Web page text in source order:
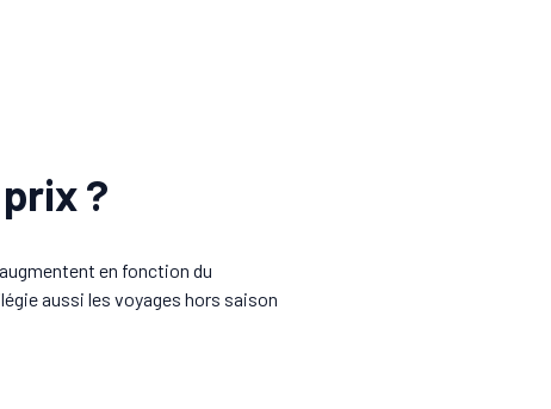
?
en fonction du
aussi les voyages hors saison